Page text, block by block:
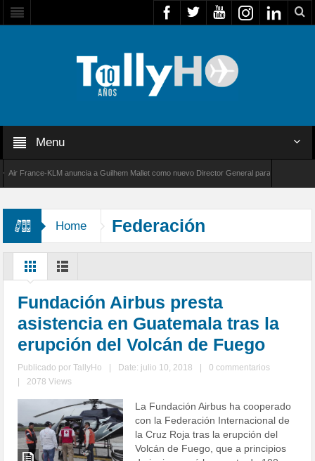
Menu
France-KLM anuncia a Guilhem Mallet como nuevo Director General para América Latina
Home
Federación
Internacional de la Cruz Roja
Fundación Airbus presta
asistencia en Guatemala tras la
erupción del Volcán de Fuego
Publicado porTallyHo Date: julio 10, 2018
0 commentarios
2078 Views
La Fundación Airbus ha cooperado
con la Federación Internacional de
la Cruz Roja tras la erupción del
Volcán de Fuego, que a principios